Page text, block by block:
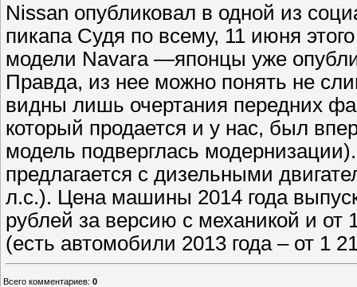
Nissan опубликовал в одной из
пикапа Судя по всему, 11 июня
модели Navara —японцы уже
Правда, из нее можно понять не
видны лишь очертания передних
который продается и у нас, был
модель подверглась
предлагается с дизельными
л.с.). Цена машины 2014 года
рублей за версию с механикой и
(есть автомобили 2013 года – от 1
Всего комментариев: 0